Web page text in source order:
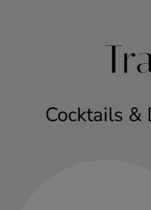
Cocktails &